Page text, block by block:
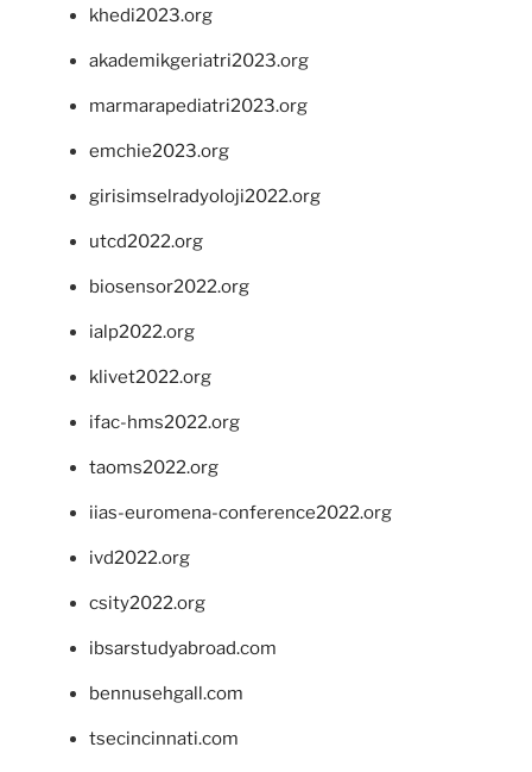
khedi2023.org
akademikgeriatri2023.org
marmarapediatri2023.org
emchie2023.org
girisimselradyoloji2022.org
utcd2022.org
biosensor2022.org
ialp2022.org
klivet2022.org
ifac-hms2022.org
taoms2022.org
iias-euromena-conference2022.org
ivd2022.org
csity2022.org
ibsarstudyabroad.com
bennusehgall.com
tsecincinnati.com